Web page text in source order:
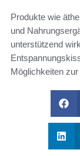
Produkte wie
und
unterstützend
Möglichkeiten